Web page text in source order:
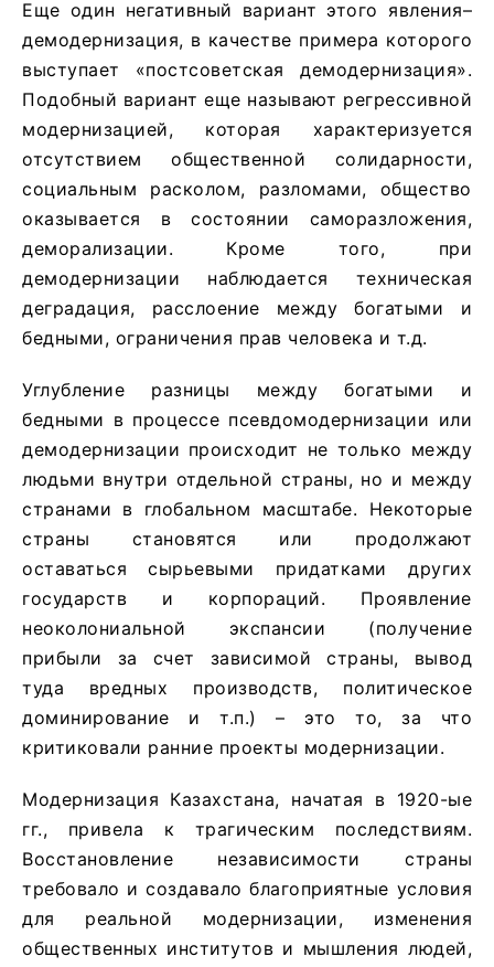
Еще один негативный вариант этого явления–
демодернизация, в качестве примера которого
выступает «постсоветская демодернизация».
Подобный вариант еще называют регрессивной
модернизацией, которая характеризуется
отсутствием общественной солидарности,
социальным расколом, разломами, общество
оказывается в состоянии саморазложения,
деморализации. Кроме того, при
демодернизации наблюдается техническая
деградация, расслоение между богатыми и
бедными, ограничения прав человека и т.д.
Углубление разницы между богатыми и
бедными в процессе псевдомодернизации или
демодернизации происходит не только между
людьми внутри отдельной страны, но и между
странами в глобальном масштабе. Некоторые
страны становятся или продолжают
оставаться сырьевыми придатками других
государств и корпораций. Проявление
неоколониальной экспансии (получение
прибыли за счет зависимой страны, вывод
туда вредных производств, политическое
доминирование и т.п.) – это то, за что
критиковали ранние проекты модернизации.
Модернизация Казахстана, начатая в 1920-ые
гг., привела к трагическим последствиям.
Восстановление независимости страны
требовало и создавало благоприятные условия
для реальной модернизации, изменения
общественных институтов и мышления людей,